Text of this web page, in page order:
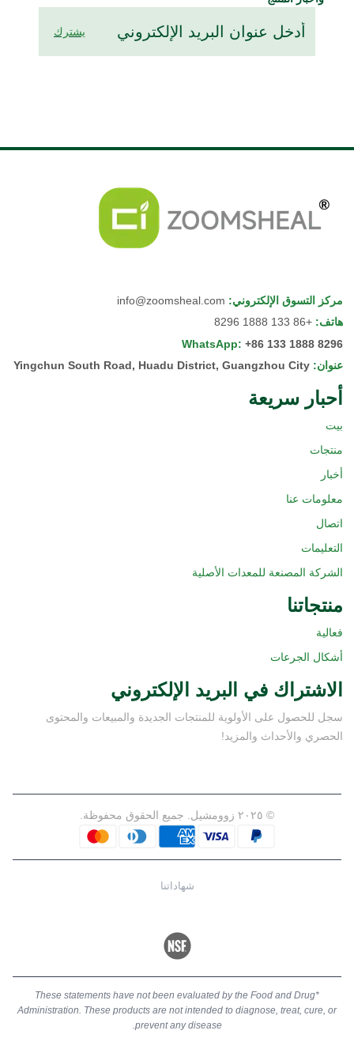
يشترك
مركز التسوق الإلكتروني:
info@zoomsheal.com
هاتف:
+86 133 1888 8296
WhatsApp: +86 133 1888 8296
عنوان:
Yingchun South Road, Huadu District, Guangzhou City
أحبار سريعة
بيت
منتجات
أخبار
معلومات عنا
اتصال
التعليمات
الشركة المصنعة للمعدات الأصلية
منتجاتنا
فعالية
أشكال الجرعات
الاشتراك في البريد الإلكتروني
سجل للحصول على الأولوية للمنتجات الجديدة والمبيعات والمحتوى
الحصري والأحداث والمزيد!
© ٢٠٢٥ زوومشيل. جميع الحقوق محفوظة.
شهاداتنا
*These statements have not been evaluated by the Food and Drug
Administration. These products are not intended to diagnose, treat, cure, or
prevent any disease.